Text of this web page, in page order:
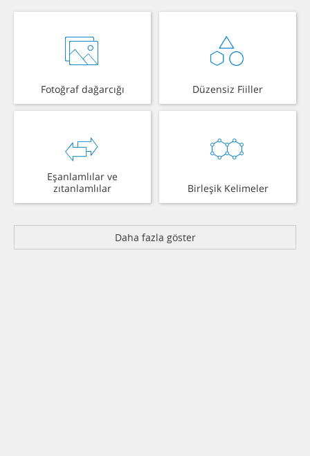
Fotoğraf dağarcığı Düzensiz Fiiller
Eşanlamlılar ve
zıtanlamlılar
Birleşik Kelimeler
Daha fazla göster